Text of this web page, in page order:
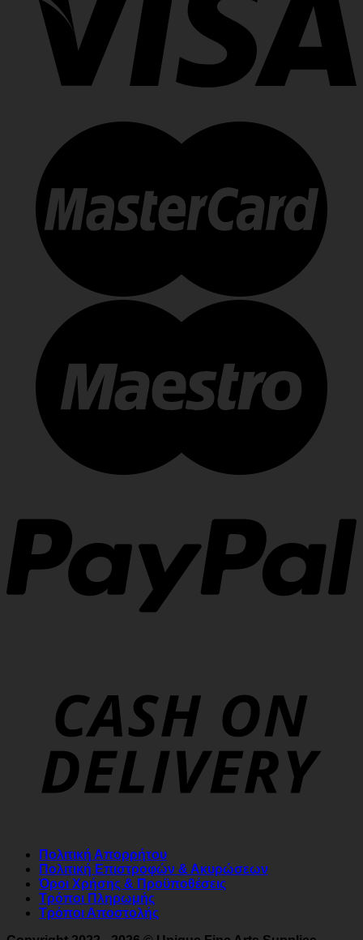
Πολιτική Απορρήτου
Πολιτική Επιστροφών & Ακυρώσεων
Όροι Χρήσης & Προϋποθέσεις
Τρόποι Πληρωμής
Τρόποι Αποστολής